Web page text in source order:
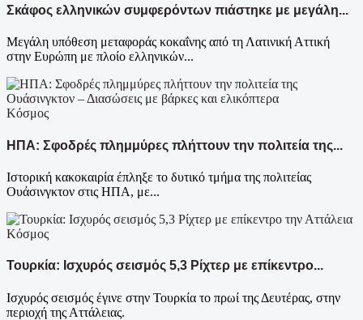
Σκάφος ελληνικών συμφερόντων πιάστηκε με μεγάλη...
Μεγάλη υπόθεση μεταφοράς κοκαΐνης από τη Λατινική Αττική
στην Ευρώπη με πλοίο ελληνικών...
Κόσμος
ΗΠΑ: Σφοδρές πλημμύρες πλήττουν την πολιτεία της...
Ιστορική κακοκαιρία έπληξε το δυτικό τμήμα της πολιτείας
Ουάσινγκτον στις ΗΠΑ, με...
Κόσμος
Τουρκία: Ισχυρός σεισμός 5,3 Ρίχτερ με επίκεντρο...
Ισχυρός σεισμός έγινε στην Τουρκία το πρωί της Δευτέρας, στην
περιοχή της Αττάλειας.